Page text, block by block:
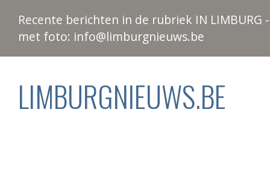
Recente berichten in de rubriek IN
met foto: info@limburgnieuws.be
LIMBURGNIEUWS.BE